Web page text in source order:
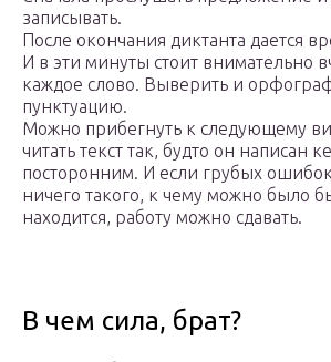
записывать.
После окончания диктанта дается
И в эти минуты стоит внимательно
каждое слово. Выверить и
пунктуацию.
Можно прибегнуть к следующему
читать текст так, будто он написан
посторонним. И если грубых
ничего такого, к чему можно было
находится, работу можно сдавать.
В чем сила, брат?